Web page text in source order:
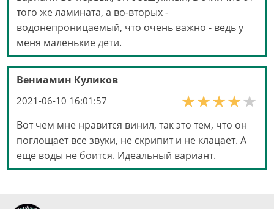
того же ламината, а во-вторых -
водонепроницаемый, что очень важно - ведь у
меня маленькие дети.
Вениамин Куликов
2021-06-10 16:01:57
Вот чем мне нравится винил, так это тем, что он
поглощает все звуки, не скрипит и не клацает. А
еще воды не боится. Идеальный вариант.